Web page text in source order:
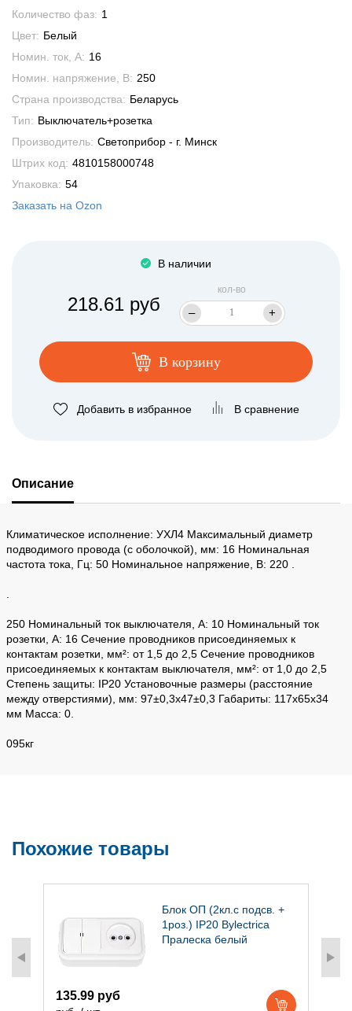
Количество фаз: 1
Цвет: Белый
Номин. ток, А: 16
Номин. напряжение, В: 250
Страна производства: Беларусь
Тип: Выключатель+розетка
Производитель: Светоприбор - г. Минск
Штрих код: 4810158000748
Упаковка: 54
Заказать на Ozon
В наличии
218.61 руб
кол-во
– +
В корзину
Добавить в избранное В сравнение
Описание
Климатическое исполнение: УХЛ4 Максимальный диаметр
подводимого провода (с оболочкой), мм: 16 Номинальная
частота тока, Гц: 50 Номинальное напряжение, В: 220 .
250 Номинальный ток выключателя, А: 10 Номинальный ток
розетки, А: 16 Сечение проводников присоединяемых к
контактам розетки, мм²: от 1,5 до 2,5 Сечение проводников
присоединяемых к контактам выключателя, мм²: от 1,0 до 2,5
Степень защиты: IP20 Установочные размеры (расстояние
между отверстиями), мм: 97±0,3х47±0,3 Габариты: 117x65x34
мм Масса: 0.
095кг
Похожие товары
Блок ОП (2кл.с подсв. +
1роз.) IP20 Bylectrica
Пралеска белый
135.99 руб